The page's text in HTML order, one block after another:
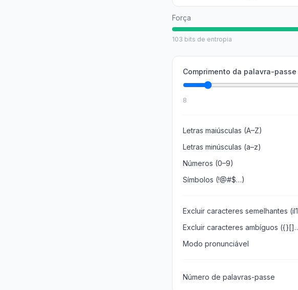
Força
103 bits de entropia
Comprimento da palavra-passe
8
Letras maiúsculas (A–Z)
Letras minúsculas (a–z)
Números (0–9)
Símbolos (!@#$…)
Excluir caracteres semelhantes
Excluir caracteres ambíguos
Modo pronunciável
Número de palavras-passe